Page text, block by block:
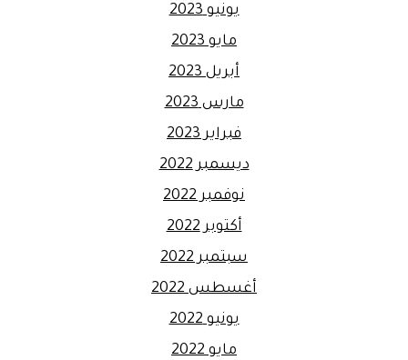
يونيو 2023
مايو 2023
أبريل 2023
مارس 2023
فبراير 2023
ديسمبر 2022
نوفمبر 2022
أكتوبر 2022
سبتمبر 2022
أغسطس 2022
يونيو 2022
مايو 2022